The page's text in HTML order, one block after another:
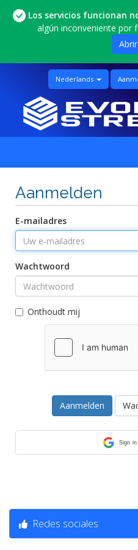
Los servicios funcionan
algún inconveniente por
Nederlands
Aanmelden
E-mailadres
Wachtwoord
Onthoudt mij
Sign
Redes sociales